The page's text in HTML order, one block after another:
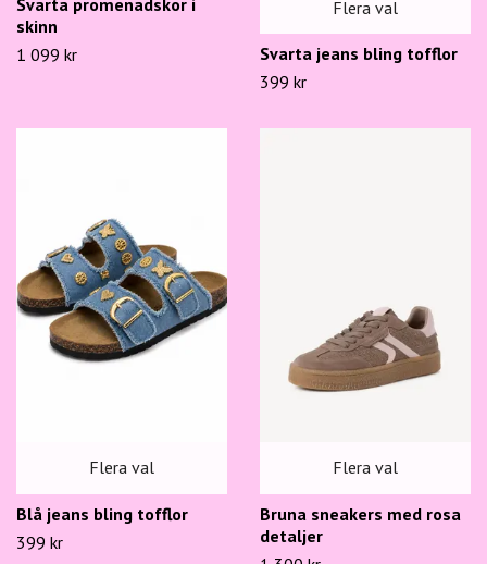
Svarta promenadskor i
skinn
1 099 kr
Flera val
Svarta jeans bling tofflor
399 kr
Flera val
Blå jeans bling tofflor
399 kr
Flera val
Bruna sneakers med rosa
detaljer